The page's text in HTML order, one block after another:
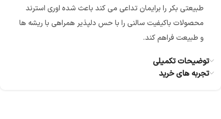
طبیعتی بکر را برایمان تداعی می کند باعث شده اوری استرند
محصولات باکیفیت سالنی را با حس دلپذیر همراهی با ریشه ها
و طبیعت فراهم کند.
توضیحات تکمیلی
تجربه های خرید